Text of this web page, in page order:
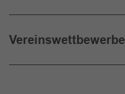
Vereinswettbewerbe